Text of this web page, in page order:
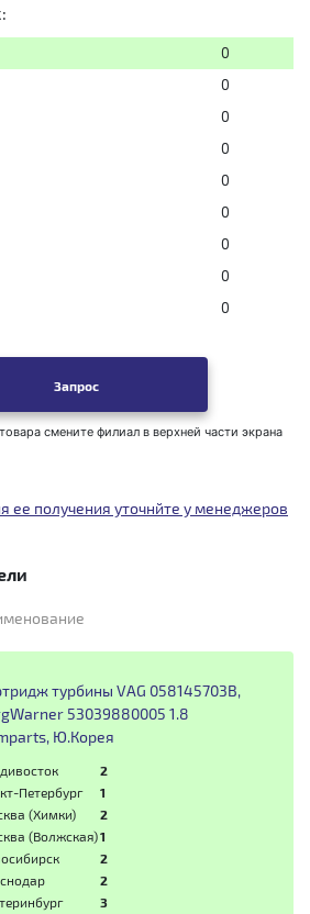
0
0
0
0
0
0
0
0
0
Запрос
смените филиал в верхней части экрана
ее получения уточнйте у менеджеров
турбины VAG 058145703B,
53039880005 1.8
Ю.Корея
2
Петербург
1
(Химки)
2
(Волжская)1
2
2
3